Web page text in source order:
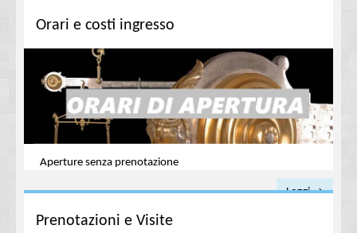
Orari e costi ingresso
Aperture senza prenotazione
Leggi →
Prenotazioni e Visite